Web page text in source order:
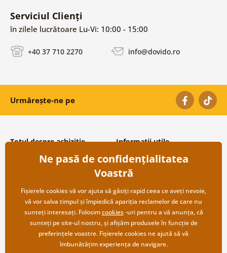
Serviciul Clienți
în zilele lucrătoare Lu-Vi: 10:00 - 15:00
+40 37 710 2270 info@dovido.ro
Urmărește-ne pe
Totul despre achiziție
Condiții și termeni generali
Protecția datelor personale
Transport și modalități de plată
Returnare
Informații utile
Despre noi
Întrebări frecvente
Contacte
Cooperare angro
Ne pasă de confidențialitatea
Voastră
Fișierele cookies vă vor ajuta să găsiți rapid ceea ce aveți nevoie,
vă vor salva timpul și împiedică apariția reclamelor de care nu
sunteți interesați. Folosimcookies-uri pentru a vă anunța, că
sunteți pe site-ul nostru, și afișăm produsele în funcție de
preferințele voastre. Fișierele cookies ne ajută să vă
îmbunătățim experiența de navigare.